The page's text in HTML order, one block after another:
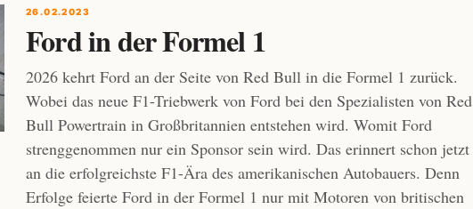
26.02.2023
Ford in der Formel 1
2026 kehrt Ford an der Seite von Red Bull in die Formel 1 zurück.
Wobei das neue F1-Triebwerk von Ford bei den Spezialisten von Red
Bull Powertrain in Großbritannien entstehen wird. Womit Ford
strenggenommen nur ein Sponsor sein wird. Das erinnert schon jetzt
an die erfolgreichste F1-Ära des amerikanischen Autobauers. Denn
Erfolge feierte Ford in der Formel 1 nur mit Motoren von britischen